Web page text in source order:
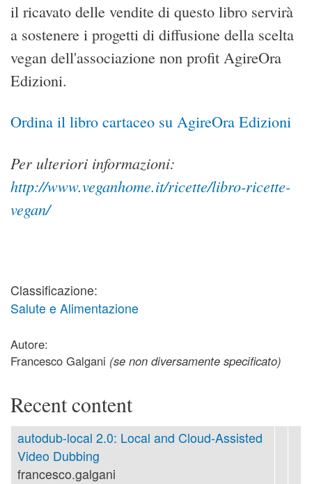
il ricavato delle vendite di questo libro servirà
a sostenere i progetti di diffusione della scelta
vegan dell'associazione non profit AgireOra
Edizioni.
Ordina il libro cartaceo su AgireOra Edizioni
Per ulteriori informazioni:
http://www.veganhome.it/ricette/libro-ricette-
vegan/
Classificazione:
Salute e Alimentazione
Autore:
Francesco Galgani (se non diversamente specificato)
Recent content
autodub-local 2.0: Local and Cloud-Assisted
Video Dubbing
francesco.galgani